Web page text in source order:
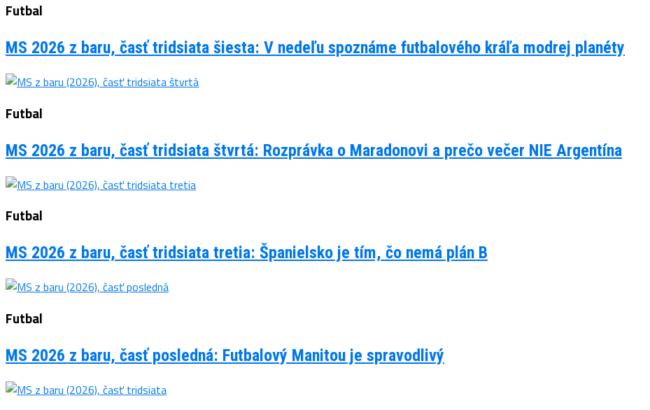
Futbal
MS 2026 z baru, časť tridsiata šiesta: V nedeľu spoznáme futbalového kráľa modrej planéty
Futbal
MS 2026 z baru, časť tridsiata štvrtá: Rozprávka o Maradonovi a prečo večer NIE Argentína
Futbal
MS 2026 z baru, časť tridsiata tretia: Španielsko je tím, čo nemá plán B
Futbal
MS 2026 z baru, časť posledná: Futbalový Manitou je spravodlivý